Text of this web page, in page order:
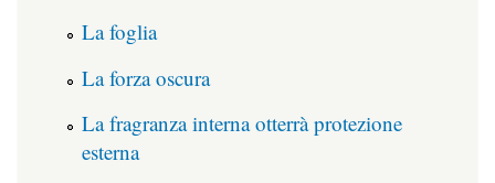
La foglia
La forza oscura
La fragranza interna otterrà protezione
esterna